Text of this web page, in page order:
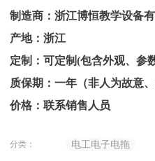
制造商：浙江博恒教学设备
产地：浙江
定制：可定制(包含外观、参
质保期：一年（非人为故意
价格：联系销售人员
分类： 电工电子电拖